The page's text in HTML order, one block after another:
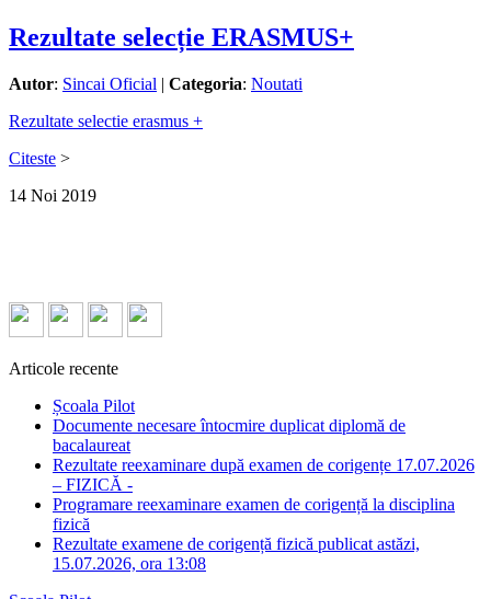
Rezultate selecție ERASMUS+
Autor: Sincai Oficial | Categoria: Noutati
Rezultate selectie erasmus +
Citeste >
14 Noi 2019
Articole recente
Școala Pilot
Documente necesare întocmire duplicat diplomă de
bacalaureat
Rezultate reexaminare după examen de corigențe 17.07.2026
– FIZICĂ -
Programare reexaminare examen de corigență la disciplina
fizică
Rezultate examene de corigență fizică publicat astăzi,
15.07.2026, ora 13:08